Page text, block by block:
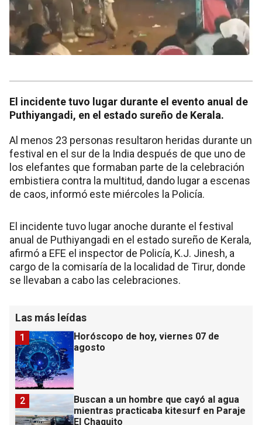
El incidente tuvo lugar durante el evento anual de
Puthiyangadi, en el estado sureño de Kerala.
Al menos 23 personas resultaron heridas durante un
festival en el sur de la India después de que uno de
los elefantes que formaban parte de la celebración
embistiera contra la multitud, dando lugar a escenas
de caos, informó este miércoles la Policía.
El incidente tuvo lugar anoche durante el festival
anual de Puthiyangadi en el estado sureño de Kerala,
afirmó a EFE el inspector de Policía, K.J. Jinesh, a
cargo de la comisaría de la localidad de Tirur, donde
se llevaban a cabo las celebraciones.
Las más leídas
Horóscopo de hoy, viernes 07 de
agosto
1
Buscan a un hombre que cayó al agua
mientras practicaba kitesurf en Paraje
El Chaquito
2